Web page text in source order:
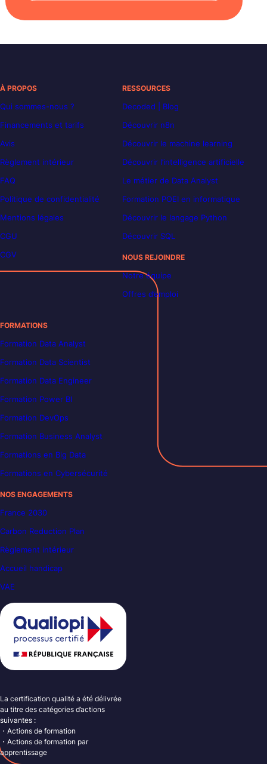
À PROPOS
Qui sommes-nous ?
Financements et tarifs
Avis
Règlement intérieur
FAQ
Politique de confidentialité
Mentions légales
CGU
CGV
RESSOURCES
Decoded | Blog
Découvrir n8n
Découvrir le machine learning
Découvrir l’intelligence artificielle
Le métier de Data Analyst
Formation POEI en informatique
Découvrir le langage Python
Découvrir SQL
NOUS REJOINDRE
Notre équipe
Offres d’emploi
FORMATIONS
Formation Data Analyst
Formation Data Scientist
Formation Data Engineer
Formation Power BI
Formation DevOps
Formation Business Analyst
Formations en Big Data
Formations en Cybersécurité
NOS ENGAGEMENTS
France 2030
Carbon Reduction Plan
Règlement intérieur
Accueil handicap
VAE
La certification qualité a été délivrée
au titre des catégories d’actions
suivantes :
・Actions de formation
・Actions de formation par
apprentissage